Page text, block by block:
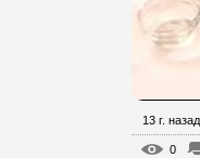
13 г. назад
0